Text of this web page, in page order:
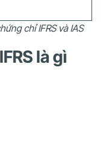
chỉ IFRS và IAS
là gì